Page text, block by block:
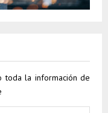
toda la información de